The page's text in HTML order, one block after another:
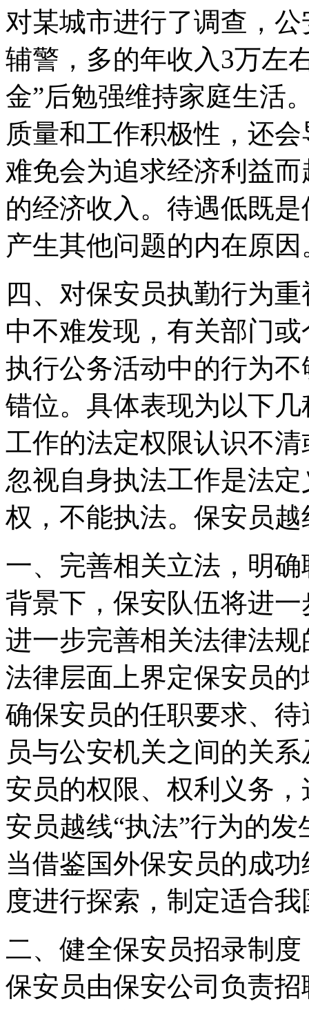
对某城市进行了调查，
辅警，多的年收入3万左
金”后勉强维持家庭生活
质量和工作积极性，还
难免会为追求经济利益
的经济收入。待遇低既
产生其他问题的内在原因
四、对保安员执勤行为
中不难发现，有关部门
执行公务活动中的行为
错位。具体表现为以下
工作的法定权限认识不
忽视自身执法工作是法
权，不能执法。保安员越
一、完善相关立法，明
背景下，保安队伍将进
进一步完善相关法律法
法律层面上界定保安员
确保安员的任职要求、
员与公安机关之间的关
安员的权限、权利义务
安员越线“执法”行为的
当借鉴国外保安员的成
度进行探索，制定适合
二、健全保安员招录制
保安员由保安公司负责